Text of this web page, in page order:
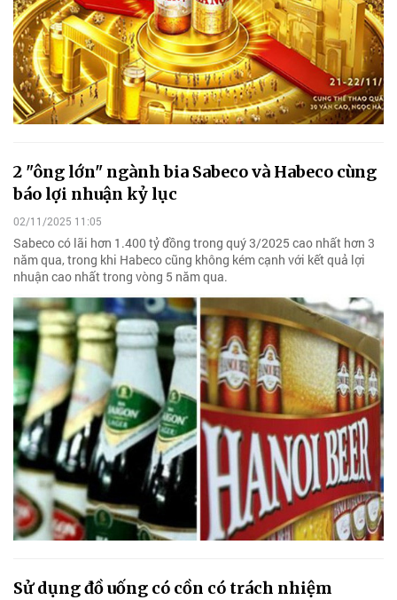
2 "ông lớn" ngành bia Sabeco và Habeco cùng
báo lợi nhuận kỷ lục
02/11/2025 11:05
Sabeco có lãi hơn 1.400 tỷ đồng trong quý 3/2025 cao nhất hơn 3
năm qua, trong khi Habeco cũng không kém cạnh với kết quả lợi
nhuận cao nhất trong vòng 5 năm qua.
Sử dụng đồ uống có cồn có trách nhiệm